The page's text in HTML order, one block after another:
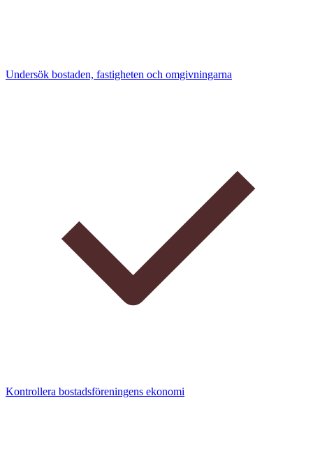
Undersök bostaden, fastigheten och omgivningarna
Kontrollera bostadsföreningens ekonomi